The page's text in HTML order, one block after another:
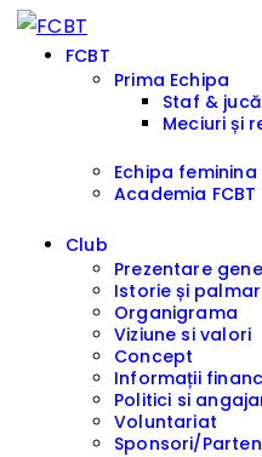
FCBT
Prima Echipa
Staf &
Meciuri și
Echipa feminina
Academia FCBT
Club
Prezentare
Istorie și
Organigrama
Viziune si valori
Concept
Informații
Politici si
Voluntariat
Sponsori/